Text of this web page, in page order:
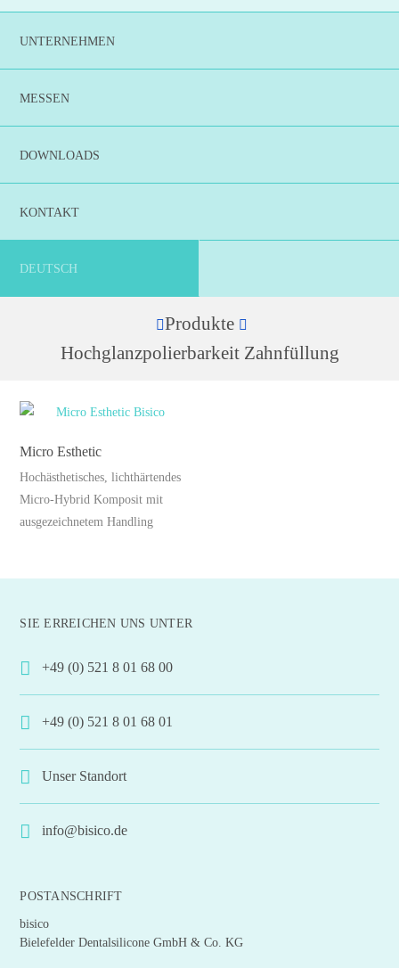
UNTERNEHMEN
MESSEN
DOWNLOADS
KONTAKT
DEUTSCH
Home
Produkte
Hochglanzpolierbarkeit Zahnfüllung
Micro Esthetic
Hochästhetisches, lichthärtendes
Micro-Hybrid Komposit mit
ausgezeichnetem Handling
Optionen
können
werden
SIE ERREICHEN UNS UNTER
+49 (0) 521 8 01 68 00
+49 (0) 521 8 01 68 01
Unser Standort
info@bisico.de
POSTANSCHRIFT
bisico
Bielefelder Dentalsilicone GmbH & Co. KG